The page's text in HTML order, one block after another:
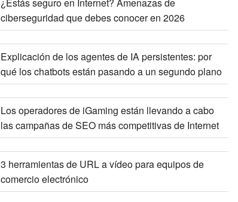
ciberseguridad que debes conocer en 2026
Explicación de los agentes de IA persistentes: por
qué los chatbots están pasando a un segundo plano
Los operadores de iGaming están llevando a cabo
las campañas de SEO más competitivas de Internet
3 herramientas de URL a vídeo para equipos de
comercio electrónico